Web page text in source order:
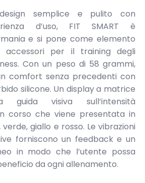
semplice e pulito con
d’uso, FIT SMART è
e si pone come elemento
accessori per il training degli
Con un peso di 58 grammi,
comfort senza precedenti con
silicone. Un display a matrice
visiva sull’intensità
corso che viene presentata in
giallo e rosso. Le vibrazioni
forniscono un feedback e un
in modo che l’utente possa
da ogni allenamento.